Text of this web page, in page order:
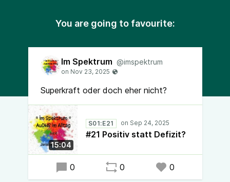
You are going to favourite:
Im Spektrum @imspektrum
Superkraft oder doch eher nicht?
15:04
S01:E21
#21 Positiv statt Defizit?
0 0 0